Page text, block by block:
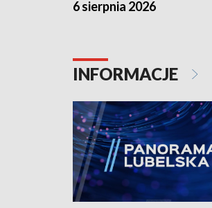
6 sierpnia 2026
INFORMACJE